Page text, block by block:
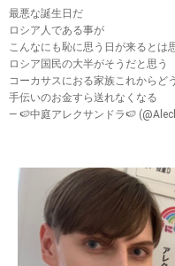
最悪な誕生日だ
ロシア人である事が
こんなにも恥に思う日が来るとは
ロシア国民の大半がそうだと思う
コーカサスにおる家族これからど
手伝いのお金すら送れなくなる
— 🍉中庭アレクサンドラ🍉